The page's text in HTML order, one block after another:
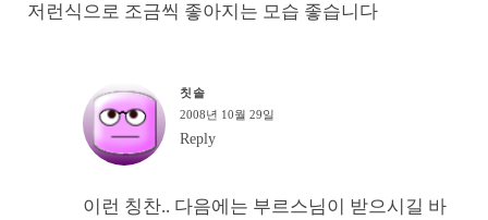
저런식으로 조금씩 좋아지는 모습 좋습니다
칫솔
2008년 10월 29일
Reply
이런 칭찬.. 다음에는 부르스님이 받으시길 바